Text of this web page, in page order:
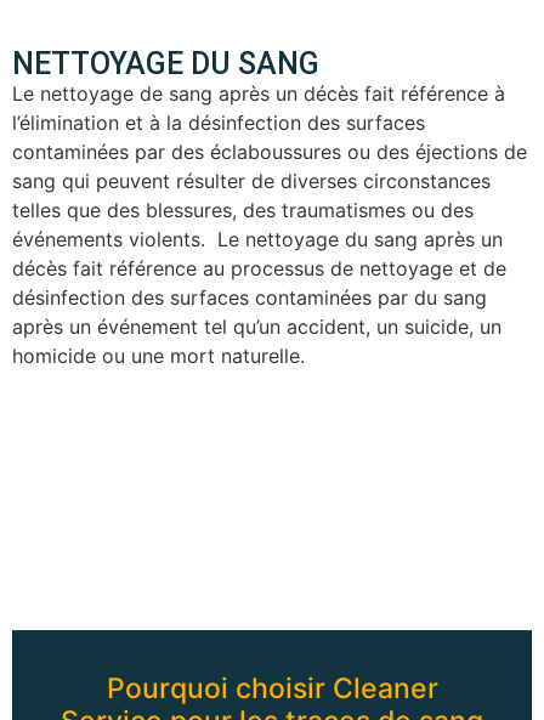
NETTOYAGE DU SANG
Le nettoyage de sang après un décès fait référence à
l’élimination et à la désinfection des surfaces
contaminées par des éclaboussures ou des éjections de
sang qui peuvent résulter de diverses circonstances
telles que des blessures, des traumatismes ou des
événements violents. Le nettoyage du sang après un
décès fait référence au processus de nettoyage et de
désinfection des surfaces contaminées par du sang
après un événement tel qu’un accident, un suicide, un
homicide ou une mort naturelle.
Pourquoi choisir Cleaner